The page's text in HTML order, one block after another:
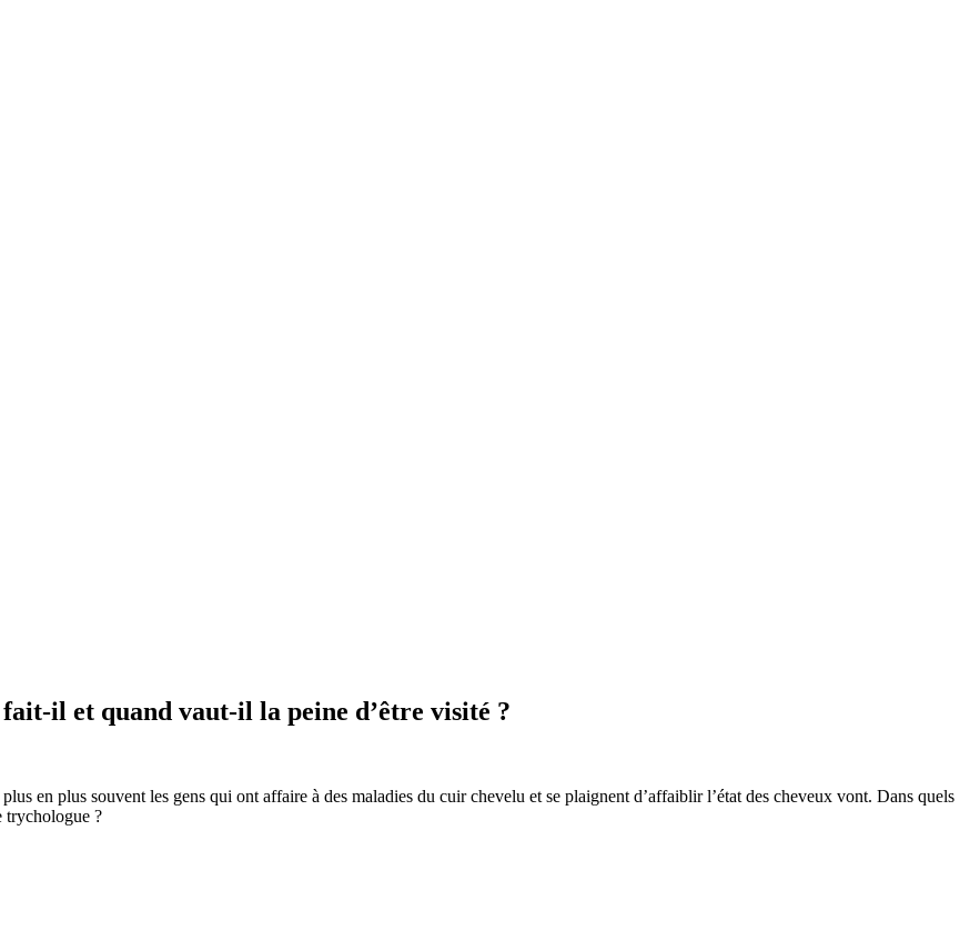
il et quand vaut-il la peine d’être visité ?
en plus souvent les gens qui ont affaire à des maladies du cuir chevelu et se plaignent d’affaiblir l’état des cheveux vont. Dans quels
trychologue ?